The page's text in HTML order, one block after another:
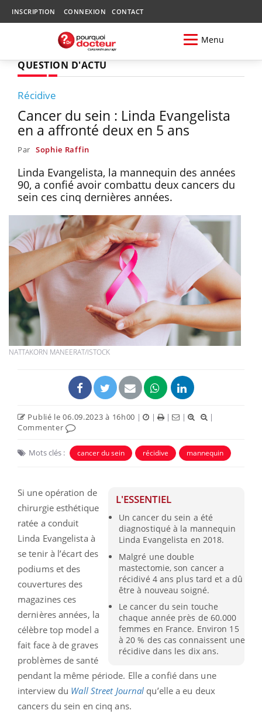
INSCRIPTION CONNEXION CONTACT
Menu
QUESTION D'ACTU
Récidive
Cancer du sein : Linda Evangelista
en a affronté deux en 5 ans
Par Sophie Raffin
Linda Evangelista, la mannequin des années
90, a confié avoir combattu deux cancers du
sein ces cinq dernières années.
NATTAKORN MANEERAT/ISTOCK
Publié le 06.09.2023 à 16h00 | | | |
|
Commenter
Mots clés : cancer du sein récidive mannequin
L'ESSENTIEL
Un cancer du sein a été
diagnostiqué à la mannequin
Linda Evangelista en 2018.
Malgré une double
mastectomie, son cancer a
récidivé 4 ans plus tard et a dû
être à nouveau soigné.
Le cancer du sein touche
chaque année près de 60.000
femmes en France. Environ 15
à 20 % des cas connaissent une
récidive dans les dix ans.
Si une opération de
chirurgie esthétique
ratée a conduit
Linda Evangelista à
se tenir à l’écart des
podiums et des
couvertures des
magazines ces
dernières années, la
célèbre top model a
fait face à de graves
problèmes de santé
pendant la même période. Elle a confié dans une
interview du Wall Street Journal qu’elle a eu deux
cancers du sein en cinq ans.